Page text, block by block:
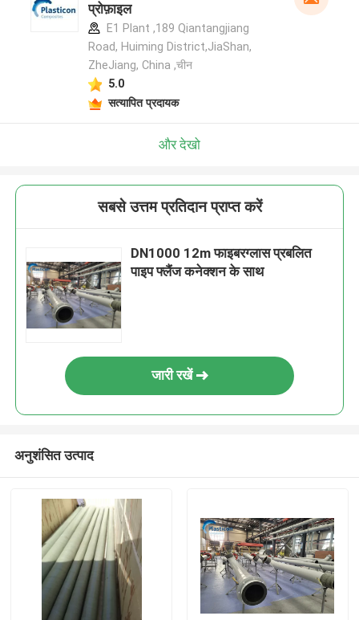
प्रोफ़ाइल
E1 Plant ,189 Qiantangjiang
Road, Huiming District,JiaShan,
ZheJiang, China ,चीन
5.0
सत्यापित प्रदायक
और देखो
सबसे उत्तम प्रतिदान प्राप्त करें
DN1000 12m फाइबरग्लास प्रबलित
पाइप फ्लैंज कनेक्शन के साथ
जारी रखें
अनुशंसित उत्पाद